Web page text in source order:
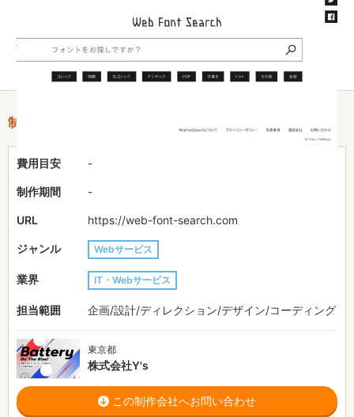
もともと、社員が業務改善のために制作を始めたものですが、便
利かつクオリティが高かったため、自社開発に切り替え公開する
ことを決めました。
制作情報
費用目安 -
制作期間 -
URL https://web-font-search.com
ジャンル Webサービス
業界 IT・Webサービス
担当範囲 企画/設計/ディレクション/デザイン/コーディング
東京都
株式会社Y's
この制作会社へお問い合わせ